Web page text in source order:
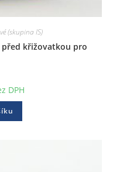
(skupina IS)
před křižovatkou pro
DPH